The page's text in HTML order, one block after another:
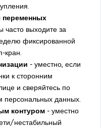
переменных
часто выходите за
фиксированной
кран.
- уместно, если
к сторонним
и сверяйтесь по
персональных данных.
контуром- уместно
нестабильный